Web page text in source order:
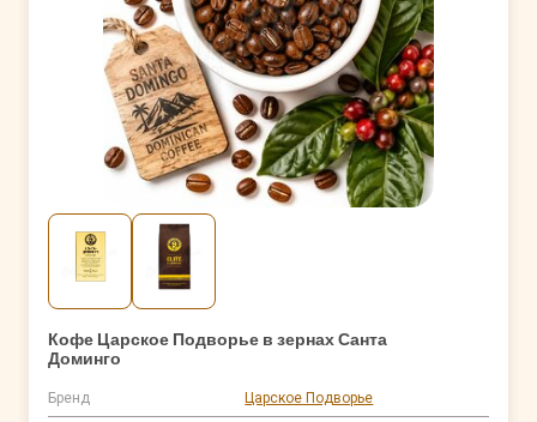
Кофе Царское Подворье в зернах Санта
Доминго
Бренд Царское Подворье